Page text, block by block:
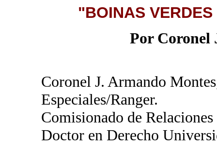
"BOINAS
Por Coronel
Coronel J. Armando
Especiales/Ranger.
Comisionado de
Doctor en Derecho